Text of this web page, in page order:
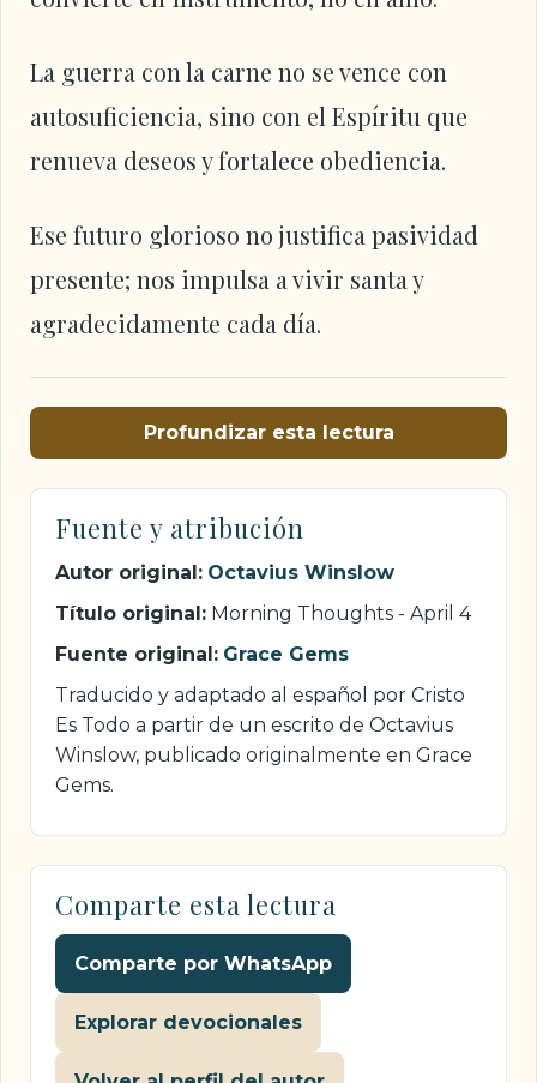
La guerra con la carne no se vence con
autosuficiencia, sino con el Espíritu que
renueva deseos y fortalece obediencia.
Ese futuro glorioso no justifica pasividad
presente; nos impulsa a vivir santa y
agradecidamente cada día.
Profundizar esta lectura
Fuente y atribución
Autor original: Octavius Winslow
Título original: Morning Thoughts - April 4
Fuente original: Grace Gems
Traducido y adaptado al español por Cristo
Es Todo a partir de un escrito de Octavius
Winslow, publicado originalmente en Grace
Gems.
Comparte esta lectura
Comparte por WhatsApp
Explorar devocionales